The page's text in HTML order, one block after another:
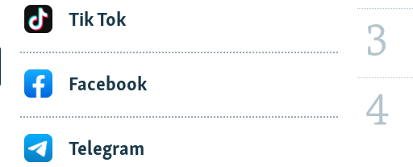
Tik Tok
Facebook
Telegram
3
4